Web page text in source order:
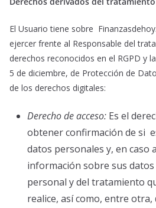
El Usuario tiene sobre
ejercer frente al Responsable del
derechos reconocidos en el RGPD y
5 de diciembre, de Protección de
de los derechos digitales:
Derecho de acceso: Es el
obtener confirmación de si
datos personales y, en caso
información sobre sus
personal y del tratamiento
realice, así como, entre